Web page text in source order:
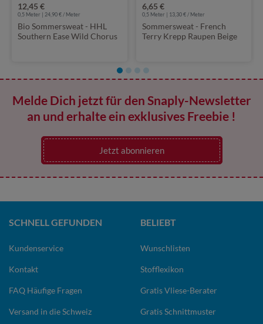
12,45 €
0,5 Meter | 24,90 € / Meter
Bio Sommersweat - HHL
Southern Ease Wild Chorus
6,65 €
0,5 Meter | 13,30 € / Meter
Sommersweat - French
Terry Krepp Raupen Beige
Melde Dich jetzt für den Snaply-Newsletter
an und erhalte ein exklusives Freebie !
Jetzt abonnieren
SCHNELL GEFUNDEN
Kundenservice
Kontakt
FAQ Häufige Fragen
Versand in die Schweiz
BELIEBT
Wunschlisten
Stofflexikon
Gratis Vliese-Berater
Gratis Schnittmuster